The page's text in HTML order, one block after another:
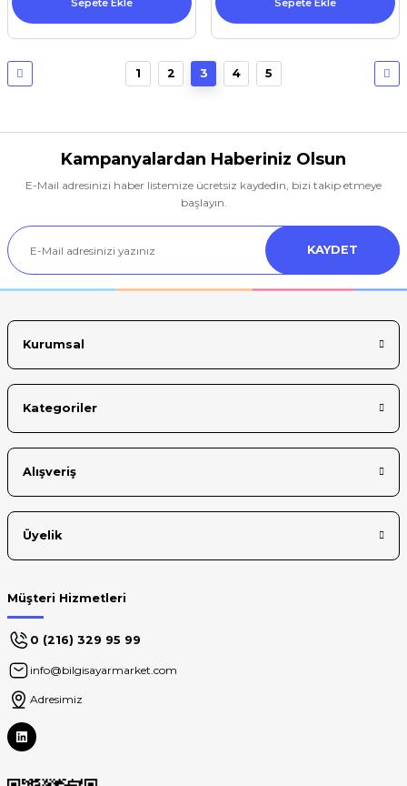
Sepete Ekle Sepete Ekle
1 2 3 4 5
Kampanyalardan Haberiniz Olsun
E-Mail adresinizi haber listemize ücretsiz kaydedin, bizi takip etmeye
başlayın.
KAYDET
Kurumsal
Kategoriler
Alışveriş
Üyelik
Müşteri Hizmetleri
0 (216) 329 95 99
info@bilgisayarmarket.com
Adresimiz